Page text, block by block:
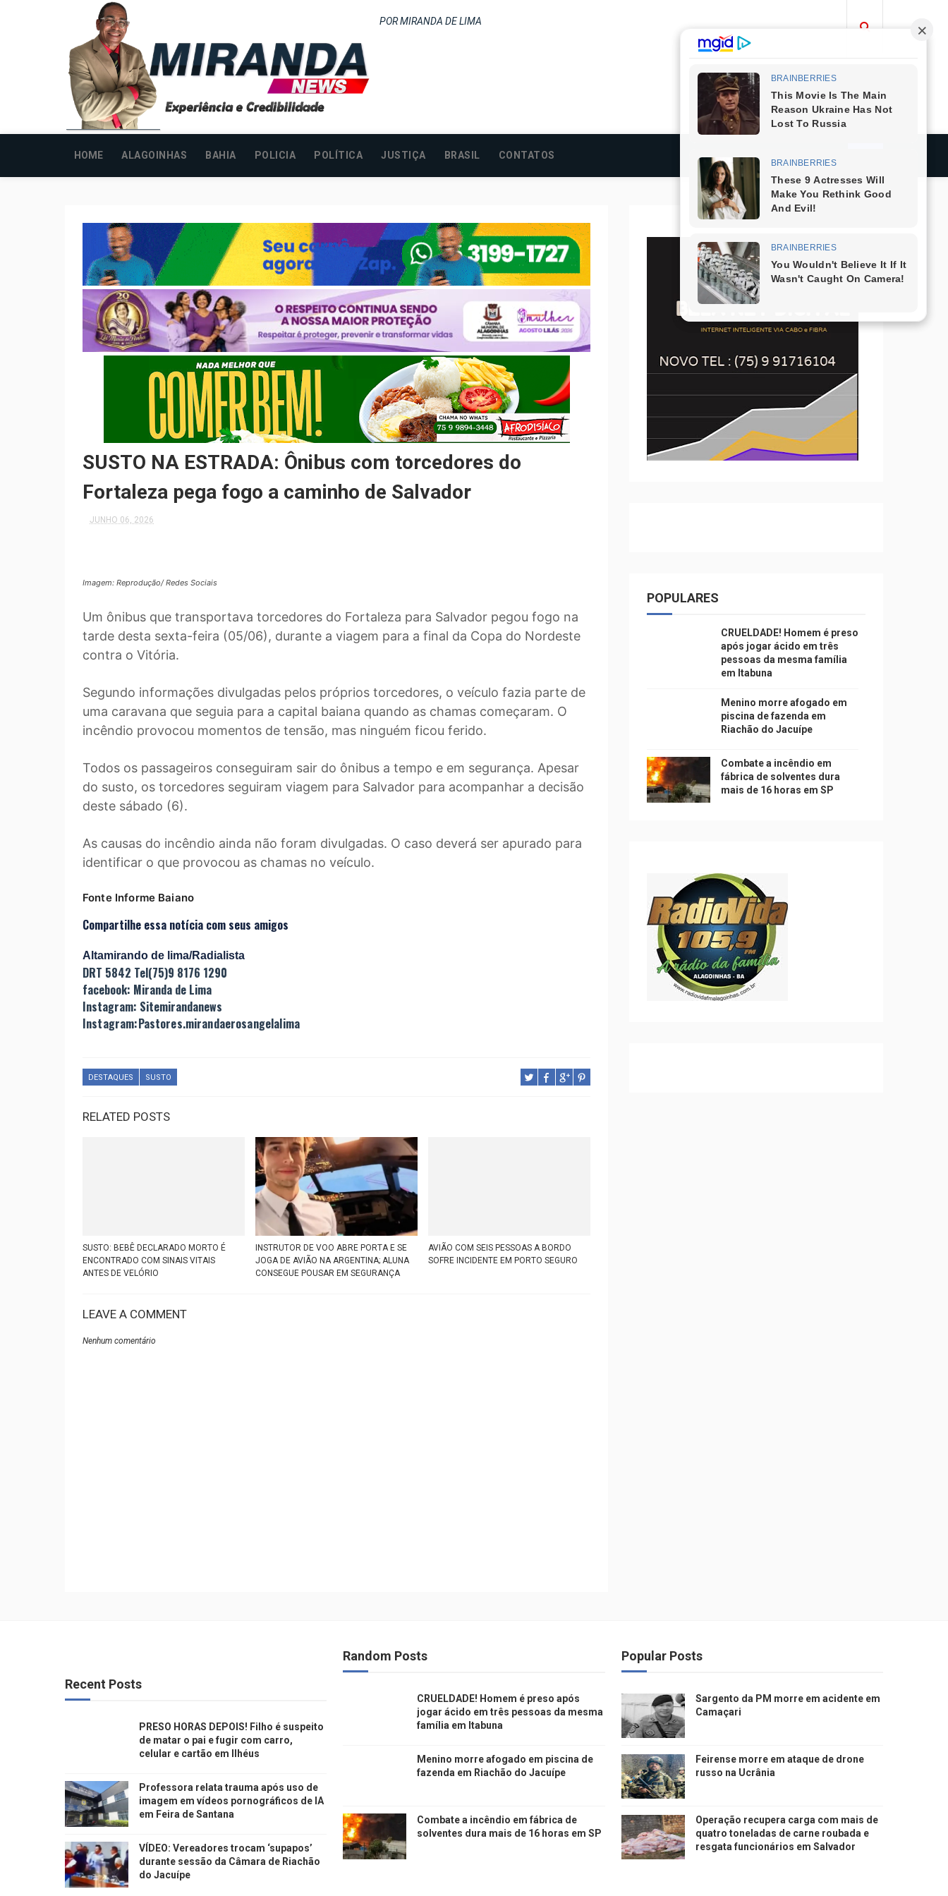
POR MIRANDA DE LIMA
HOME ALAGOINHAS BAHIA POLICIA POLÍTICA JUSTIÇA BRASIL CONTATOS
SUSTO NA ESTRADA: Ônibus com torcedores do
Fortaleza pega fogo a caminho de Salvador
JUNHO 06, 2026
Imagem: Reprodução/ Redes Sociais
Um ônibus que transportava torcedores do Fortaleza para Salvador pegou fogo na
tarde desta sexta-feira (05/06), durante a viagem para a final da Copa do Nordeste
contra o Vitória.
Segundo informações divulgadas pelos próprios torcedores, o veículo fazia parte de
uma caravana que seguia para a capital baiana quando as chamas começaram. O
incêndio provocou momentos de tensão, mas ninguém ficou ferido.
Todos os passageiros conseguiram sair do ônibus a tempo e em segurança. Apesar
do susto, os torcedores seguiram viagem para Salvador para acompanhar a decisão
deste sábado (6).
As causas do incêndio ainda não foram divulgadas. O caso deverá ser apurado para
identificar o que provocou as chamas no veículo.
Fonte Informe Baiano
Compartilhe essa notícia com seus amigos
Altamirando de lima/Radialista
DRT 5842 Tel(75)9 8176 1290
facebook: Miranda de Lima
Instagram: Sitemirandanews
Instagram:Pastores.mirandaerosangelalima
DESTAQUES SUSTO
RELATED POSTS
SUSTO: BEBÊ DECLARADO MORTO É
ENCONTRADO COM SINAIS VITAIS
ANTES DE VELÓRIO
INSTRUTOR DE VOO ABRE PORTA E SE
JOGA DE AVIÃO NA ARGENTINA; ALUNA
CONSEGUE POUSAR EM SEGURANÇA
AVIÃO COM SEIS PESSOAS A BORDO
SOFRE INCIDENTE EM PORTO SEGURO
LEAVE A COMMENT
Nenhum comentário
POPULARES
CRUELDADE! Homem é preso
após jogar ácido em três
pessoas da mesma família
em Itabuna
Menino morre afogado em
piscina de fazenda em
Riachão do Jacuípe
Combate a incêndio em
fábrica de solventes dura
mais de 16 horas em SP
Recent Posts
PRESO HORAS DEPOIS! Filho é suspeito
de matar o pai e fugir com carro,
celular e cartão em Ilhéus
Professora relata trauma após uso de
imagem em vídeos pornográficos de IA
em Feira de Santana
VÍDEO: Vereadores trocam ‘supapos’
durante sessão da Câmara de Riachão
do Jacuípe
Random Posts
CRUELDADE! Homem é preso após
jogar ácido em três pessoas da mesma
família em Itabuna
Menino morre afogado em piscina de
fazenda em Riachão do Jacuípe
Combate a incêndio em fábrica de
solventes dura mais de 16 horas em SP
Popular Posts
Sargento da PM morre em acidente em
Camaçari
Feirense morre em ataque de drone
russo na Ucrânia
Operação recupera carga com mais de
quatro toneladas de carne roubada e
resgata funcionários em Salvador